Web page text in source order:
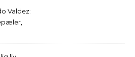
Valdez: